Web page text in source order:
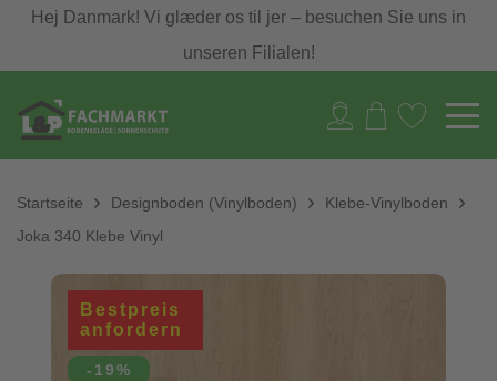
Hej Danmark! Vi glæder os til jer – besuchen Sie uns in
unseren Filialen!
Startseite Designboden (Vinylboden)
Klebe-Vinylboden
Joka 340 Klebe Vinyl
Bestpreis
anfordern
-19%